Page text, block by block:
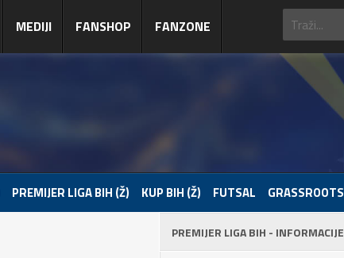
MEDIJI FANSHOP FANZONE
PREMIJER LIGA BIH (Ž) KUP BIH (Ž) FUTSAL GRASSROOTS
PREMIJER LIGA BIH - INFORMACIJE